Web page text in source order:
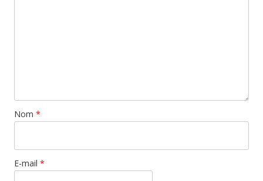
Nom *
E-mail *